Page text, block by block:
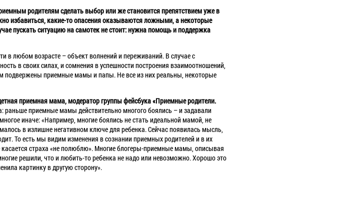
родителям сделать выбор или же становится препятствием уже в
избавиться, какие-то опасения оказываются ложными, а некоторые
пускать ситуацию на самотек не стоит: нужна помощь и поддержка
в любом возрасте – объект волнений и переживаний. В случае с
в своих силах, и сомнения в успешности построения взаимоотношений,
подвержены приемные мамы и папы. Не все из них реальны, некоторые
приемная мама, модератор группы фейсбука «Приемные родители.
раньше приемные мамы действительно многого боялись – и задавали
иначе: «Например, многие боялись не стать идеальной мамой, не
в излишне негативном ключе для ребенка. Сейчас появилась мысль,
То есть мы видим изменения в сознании приемных родителей и в их
страха «не полюблю». Многие блогеры-приемные мамы, описывая
решили, что и любить-то ребенка не надо или невозможно. Хорошо это
картинку в другую сторону».